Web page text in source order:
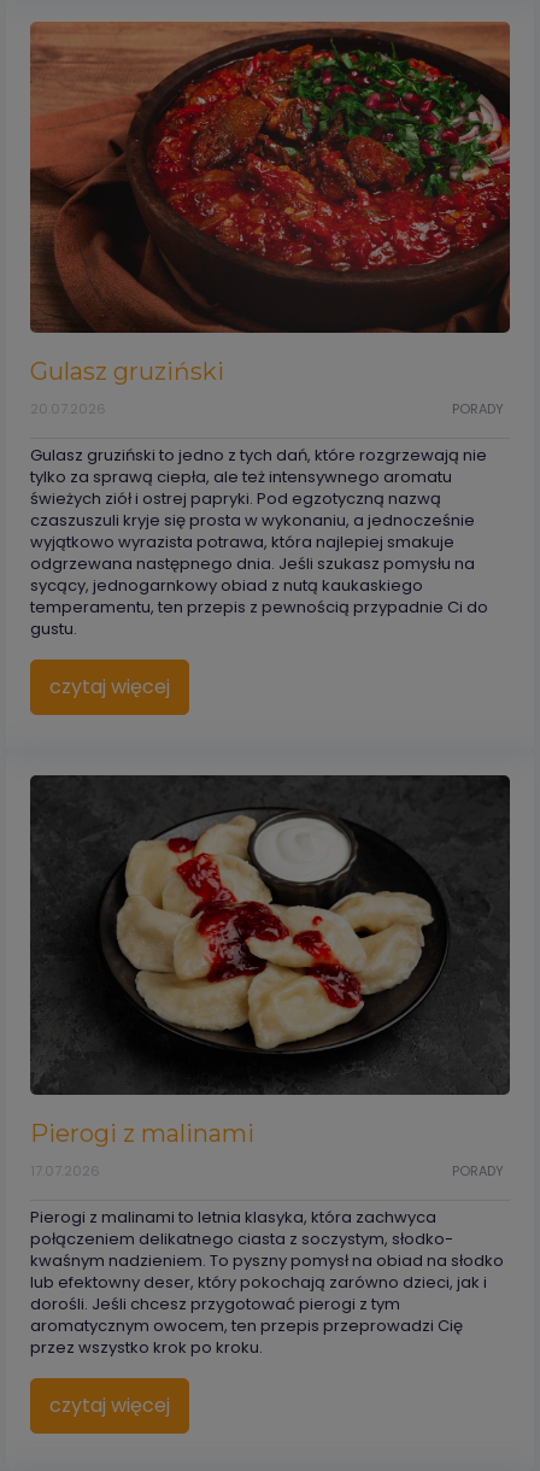
Gulasz gruziński
PORADY
20.07.2026
Gulasz gruziński to jedno z tych dań, które rozgrzewają nie
tylko za sprawą ciepła, ale też intensywnego aromatu
świeżych ziół i ostrej papryki. Pod egzotyczną nazwą
czaszuszuli kryje się prosta w wykonaniu, a jednocześnie
wyjątkowo wyrazista potrawa, która najlepiej smakuje
odgrzewana następnego dnia. Jeśli szukasz pomysłu na
sycący, jednogarnkowy obiad z nutą kaukaskiego
temperamentu, ten przepis z pewnością przypadnie Ci do
gustu.
czytaj więcej
Pierogi z malinami
PORADY
17.07.2026
Pierogi z malinami to letnia klasyka, która zachwyca
połączeniem delikatnego ciasta z soczystym, słodko-
kwaśnym nadzieniem. To pyszny pomysł na obiad na słodko
lub efektowny deser, który pokochają zarówno dzieci, jak i
dorośli. Jeśli chcesz przygotować pierogi z tym
aromatycznym owocem, ten przepis przeprowadzi Cię
przez wszystko krok po kroku.
czytaj więcej